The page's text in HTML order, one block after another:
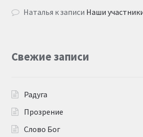
Наталья к записи Наши
Свежие записи
Радуга
Прозрение
Слово Бог